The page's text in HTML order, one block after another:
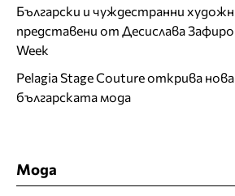
Български и чуждестранни
представени от Десислава
Week
Pelagia Stage Couture открива
българската мода
Мода